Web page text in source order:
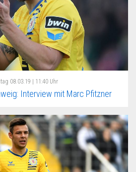
08.03.19 | 11:40 Uhr
Interview mit Marc Pfitzner